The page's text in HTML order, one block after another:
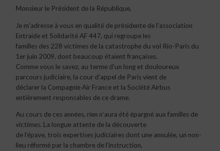
Monsieur le Président de la République,
Je m’adresse à vous en qualité de présidente de l’association
Entraide et Solidarité AF 447, qui regroupe les
familles des 228 victimes de la catastrophe du vol Rio-Paris du
1er juin 2009, dont beaucoup étaient françaises.
Comme vous le savez, au terme d’un long et douloureux
parcours judiciaire, la cour d’appel de Paris vient de
déclarer la Compagnie Air France et la Société Airbus
entièrement responsables de ce drame.
Au cours de ces années, rien n’aura été épargné aux familles de
victimes. La longue attente de la découverte
de l’épave, trois expertises judiciaires dont une annulée, un non-
lieu réformé par la chambre de l’instruction,